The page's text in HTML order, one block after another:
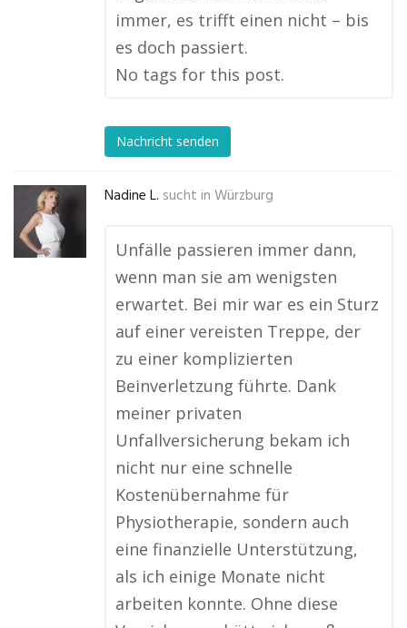
immer, es trifft einen nicht – bis
es doch passiert.
No tags for this post.
Nachricht senden
Nadine L. sucht in Würzburg
Unfälle passieren immer dann,
wenn man sie am wenigsten
erwartet. Bei mir war es ein Sturz
auf einer vereisten Treppe, der
zu einer komplizierten
Beinverletzung führte. Dank
meiner privaten
Unfallversicherung bekam ich
nicht nur eine schnelle
Kostenübernahme für
Physiotherapie, sondern auch
eine finanzielle Unterstützung,
als ich einige Monate nicht
arbeiten konnte. Ohne diese